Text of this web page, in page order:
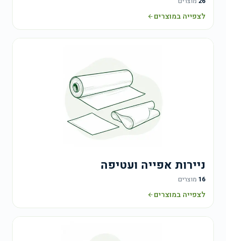
לצפייה במוצרים
ניירות אפייה ועטיפה
16 מוצרים
לצפייה במוצרים